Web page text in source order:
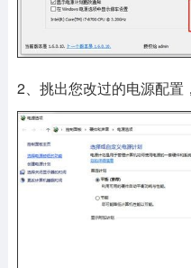
2、挑出您改过的电源配置